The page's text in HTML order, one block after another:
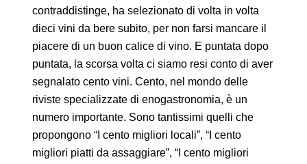
contraddistinge, ha selezionato di volta in volta
dieci vini da bere subito, per non farsi mancare il
piacere di un buon calice di vino. E puntata dopo
puntata, la scorsa volta ci siamo resi conto di aver
segnalato cento vini. Cento, nel mondo delle
riviste specializzate di enogastronomia, è un
numero importante. Sono tantissimi quelli che
propongono “I cento migliori locali”, “I cento
migliori piatti da assaggiare”, “I cento migliori